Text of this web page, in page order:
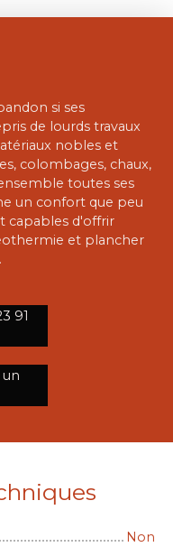
si ses
de lourds travaux
nobles et
colombages, chaux,
toutes ses
un confort que peu
capables d'offrir
et plancher
91
Non